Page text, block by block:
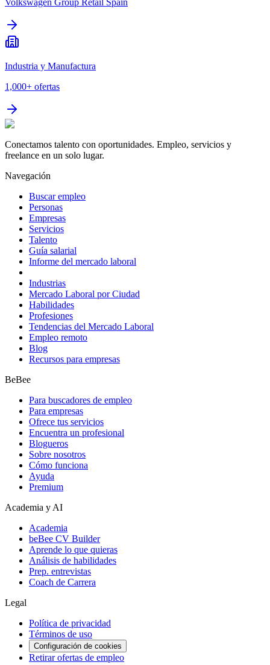
Volkswagen Group Retail Spain
Industria y Manufactura
1,000+ ofertas
Conectamos talento con oportunidades. Empleo, servicios y
freelance en un solo lugar.
Navegación
Buscar empleo
Personas
Empresas
Servicios
Talento
Guía salarial
Informe del mercado laboral
Industrias
Mercado Laboral por Ciudad
Habilidades
Profesiones
Tendencias del Mercado Laboral
Empleo remoto
Blog
Recursos para empresas
BeBee
Para buscadores de empleo
Para empresas
Ofrece tus servicios
Encuentra un profesional
Blogueros
Sobre nosotros
Cómo funciona
Ayuda
Premium
Academia y AI
Academia
beBee CV Builder
Aprende lo que quieras
Análisis de habilidades
Prep. entrevistas
Coach de Carrera
Legal
Política de privacidad
Términos de uso
Configuración de cookies
Retirar ofertas de empleo